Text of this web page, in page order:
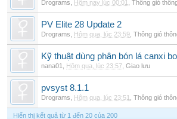
Drograms Hôm nay lúc 00:01 Thông gió
PV Elite 28 Update 2
Drograms Hôm qua, lúc 23:59 Thông gió
Kỹ thuật dùng phân bón lá canxi
nana01 Hôm qua, lúc 23:57 Giao lưu
pvsyst 8.1.1
Drograms Hôm qua, lúc 23:51 Thông gió
Hiển thị kết quả từ 1 đến 20 của 200